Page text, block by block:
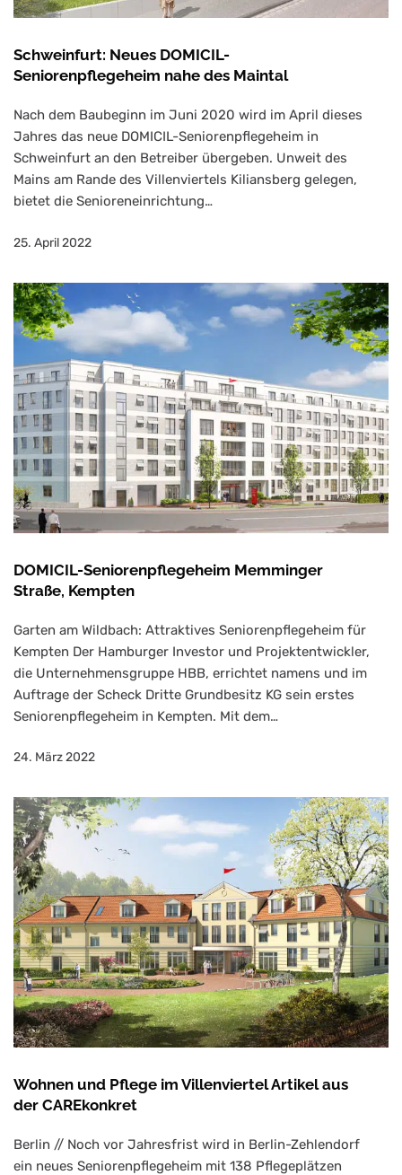
Schweinfurt: Neues DOMICIL-
Seniorenpflegeheim nahe des Maintal
Nach dem Baubeginn im Juni 2020 wird im April dieses
Jahres das neue DOMICIL-Seniorenpflegeheim in
Schweinfurt an den Betreiber übergeben. Unweit des
Mains am Rande des Villenviertels Kiliansberg gelegen,
bietet die Senioreneinrichtung…
25. April 2022
DOMICIL-Seniorenpflegeheim Memminger
Straße, Kempten
Garten am Wildbach: Attraktives Seniorenpflegeheim für
Kempten Der Hamburger Investor und Projektentwickler,
die Unternehmensgruppe HBB, errichtet namens und im
Auftrage der Scheck Dritte Grundbesitz KG sein erstes
Seniorenpflegeheim in Kempten. Mit dem…
24. März 2022
Wohnen und Pflege im Villenviertel Artikel aus
der CAREkonkret
Berlin // Noch vor Jahresfrist wird in Berlin-Zehlendorf
ein neues Seniorenpflegeheim mit 138 Pflegeplätzen